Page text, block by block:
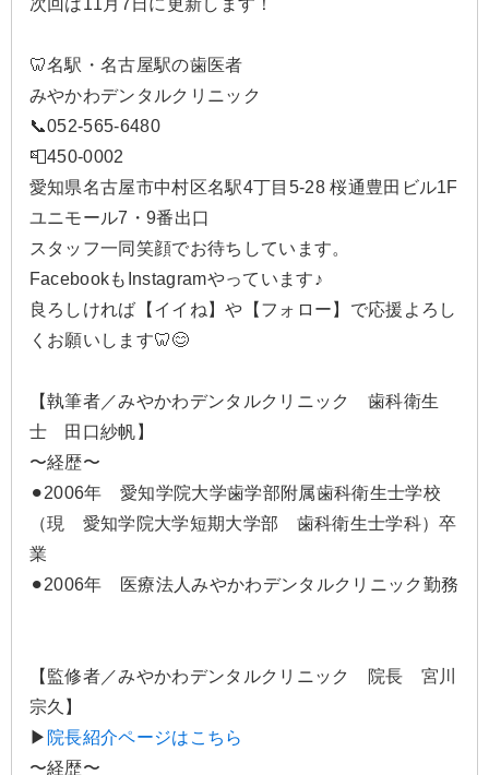
次回は11月7日に更新します！
🦷名駅・名古屋駅の歯医者
みやかわデンタルクリニック
📞052-565-6480
📮450-0002
愛知県名古屋市中村区名駅4丁目5-28 桜通豊田ビル1F
ユニモール7・9番出口
スタッフ一同笑顔でお待ちしています。
FacebookもInstagramやっています♪
良ろしければ【イイね】や【フォロー】で応援よろし
くお願いします🦷😊
【執筆者／みやかわデンタルクリニック 歯科衛生
士 田口紗帆】
〜経歴〜
⚫︎2006年 愛知学院大学歯学部附属歯科衛生士学校
（現 愛知学院大学短期大学部 歯科衛生士学科）卒
業
⚫︎2006年 医療法人みやかわデンタルクリニック勤務
【監修者／みやかわデンタルクリニック 院長 宮川
宗久】
▶ 院長紹介ページはこちら
〜経歴〜